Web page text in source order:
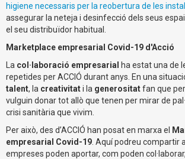
higiene necessaris per la reobertura de les
assegurar la neteja i desinfecció dels seus
el seu distribuïdor habitual.
Marketplace empresarial Covid-19 d'Acció
La col·laboració empresarial
ha estat una de
repetides per ACCIÓ durant anys. En una
talent, la creativitati la generositatfan que
vulguin donar tot allò que tenen per mirar de
crisi sanitària que vivim.
Per això, des d’ACCIÓ han posat en marxa el
empresarial Covid-19 . Aquí podreu compartir
empreses poden aportar, com poden